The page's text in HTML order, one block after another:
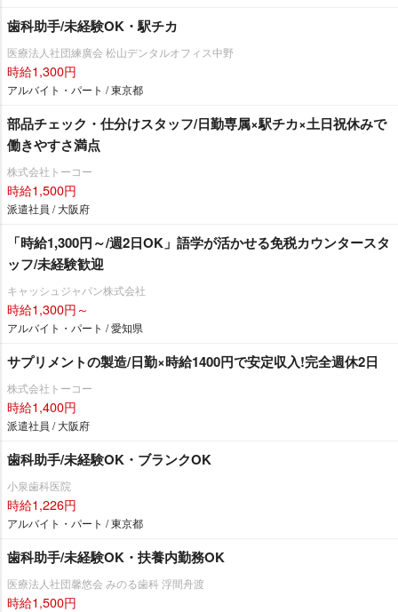
歯科助手/未経験OK・駅チカ
医療法人社団練廣会 松山デンタルオフィス中野
時給1,300円
アルバイト・パート / 東京都
部品チェック・仕分けスタッフ/日勤専属×駅チカ×土日祝休みで
働きやすさ満点
株式会社トーコー
時給1,500円
派遣社員 / 大阪府
「時給1,300円～/週2日OK」語学が活かせる免税カウンタースタ
ッフ/未経験歓迎
キャッシュジャパン株式会社
時給1,300円～
アルバイト・パート / 愛知県
サプリメントの製造/日勤×時給1400円で安定収入!完全週休2日
株式会社トーコー
時給1,400円
派遣社員 / 大阪府
歯科助手/未経験OK・ブランクOK
小泉歯科医院
時給1,226円
アルバイト・パート / 東京都
歯科助手/未経験OK・扶養内勤務OK
医療法人社団馨悠会 みのる歯科 浮間舟渡
時給1,500円